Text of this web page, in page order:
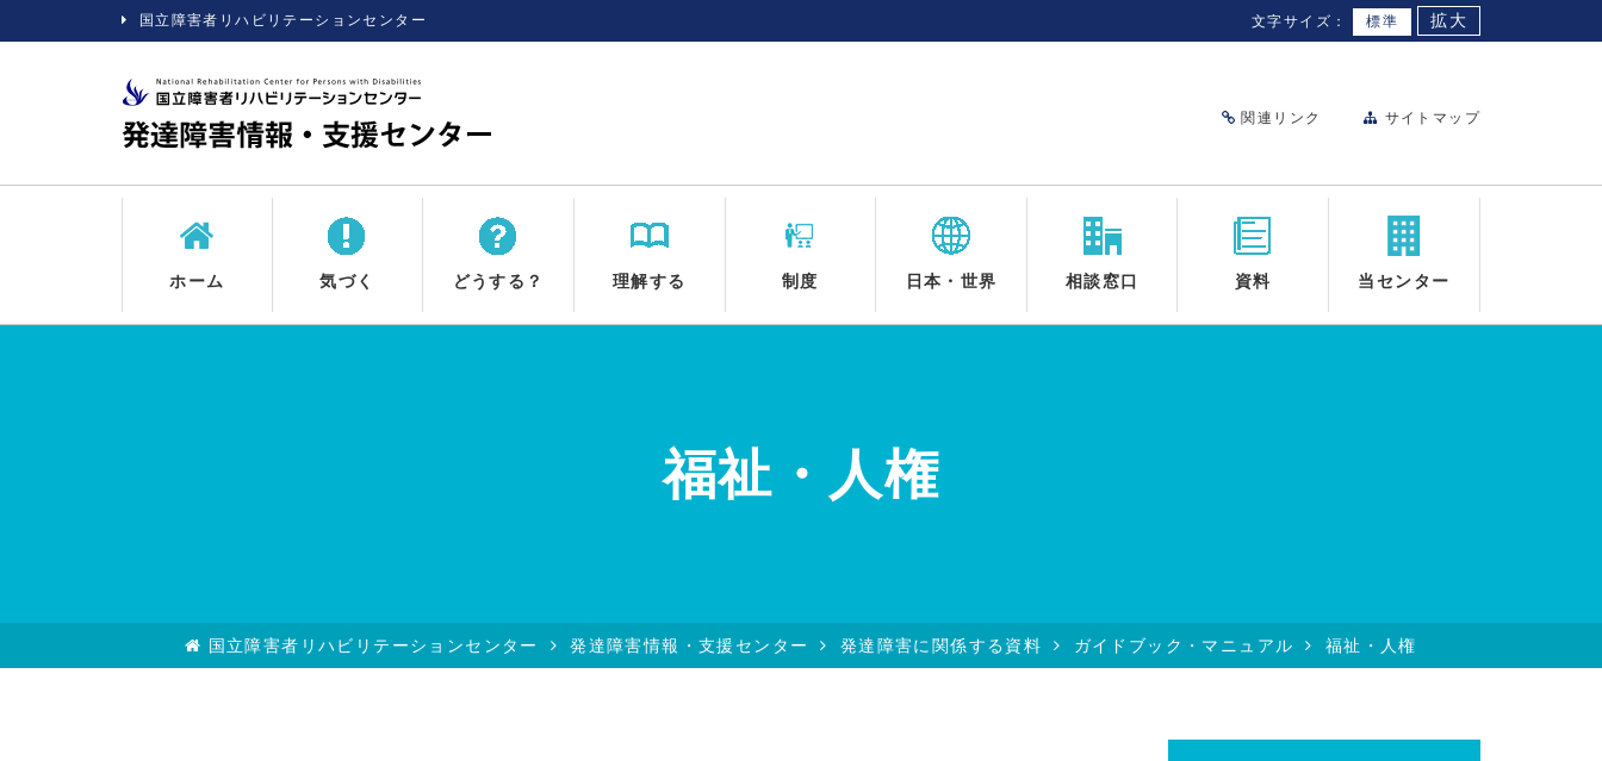
国立障害者リハビリテーションセンター 文字サイズ： 標準 拡大
関連リンク サイトマップ
ホーム 気づく どうする？ 理解する 制度 日本・世界 相談窓口 資料 当センター
福祉・人権
国立障害者リハビリテーションセンター 発達障害情報・支援センター 発達障害に関係する資料 ガイドブック・マニュアル 福祉・人権